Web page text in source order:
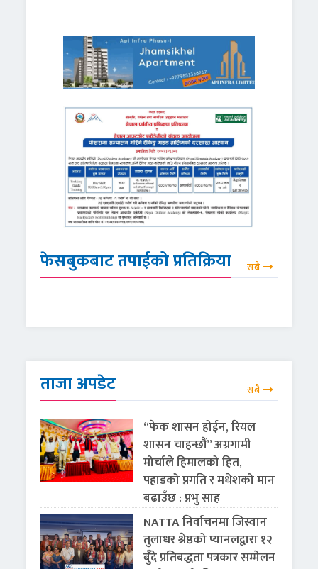
फेसबुकबाट तपाईको प्रतिक्रिया सबै
ताजा अपडेट सबै
“फेक शासन होईन, रियल
शासन चाहन्छौं” अग्रगामी
मोर्चाले हिमालको हित,
पहाडको प्रगति र मधेशको मान
बढाउँछ : प्रभु साह
NATTA निर्वाचनमा जिस्वान
तुलाधर श्रेष्ठको प्यानलद्वारा १२
बुँदे प्रतिबद्धता पत्रकार सम्मेलन